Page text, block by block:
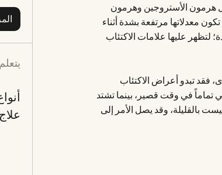
هرمون الأستروجين وهرمون
معدلاتها مرتفعة بشدة أثناء
لتظهر عليها علامات الاكتئاب
فقد تبدو أعراض الاكتئاب
تماماً في وقت قصير، بينما تشتد
بالقليلة، وقد يصل الأمر إلى